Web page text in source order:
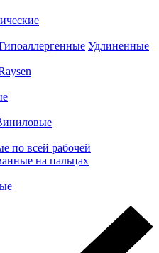
Удлиненные
по всей рабочей
на пальцах